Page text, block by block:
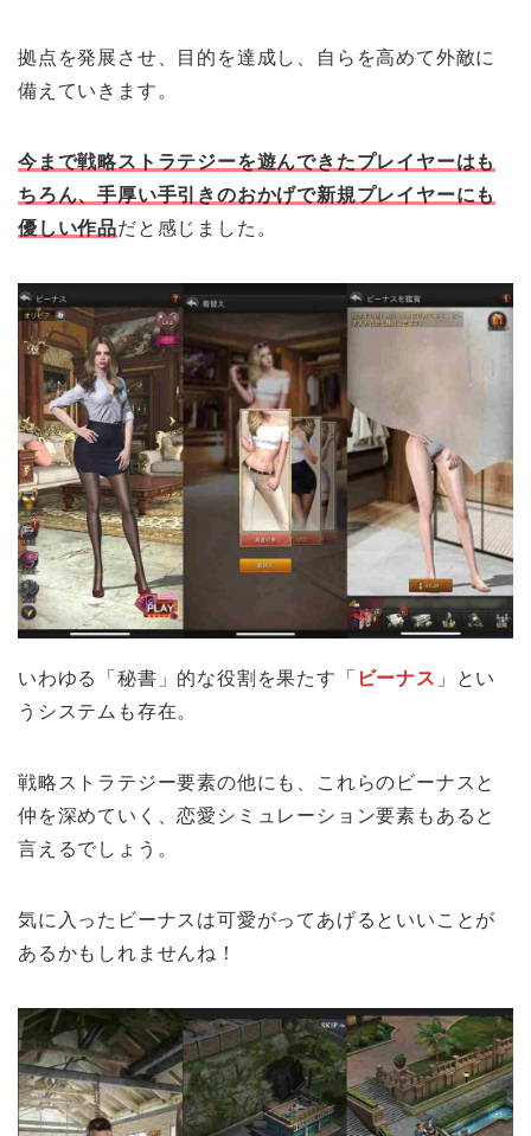
拠点を発展させ、目的を達成し、自らを高めて外敵に
備えていきます。
今まで戦略ストラテジーを遊んできたプレイヤーはも
ちろん、手厚い手引きのおかげで新規プレイヤーにも
優しい作品だと感じました。
いわゆる「秘書」的な役割を果たす「 ビーナス 」とい
うシステムも存在。
戦略ストラテジー要素の他にも、これらのビーナスと
仲を深めていく、恋愛シミュレーション要素もあると
言えるでしょう。
気に入ったビーナスは可愛がってあげるといいことが
あるかもしれませんね！